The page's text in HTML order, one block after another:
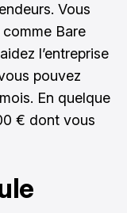
Vous
Bare
l’entreprise
pouvez
En quelque
€ dont vous